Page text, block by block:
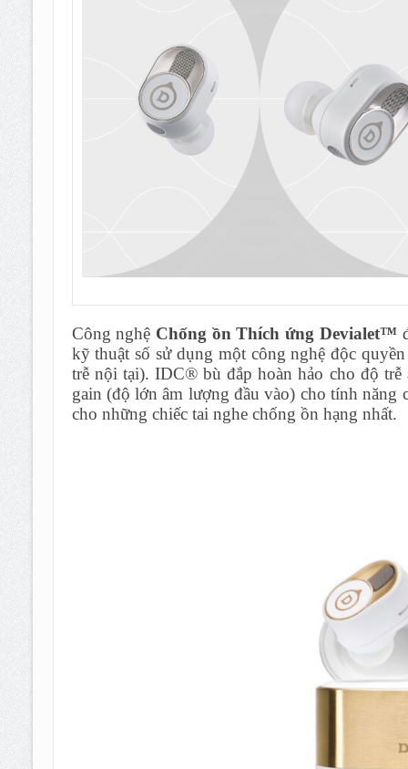
Công nghệ Chống ồn Thích ứng Devialet™
kỹ thuật số sử dụng một công nghệ độc
trễ nội tại). IDC®️ bù đắp hoàn hảo cho độ
gain (độ lớn âm lượng đầu vào) cho tính năng
cho những chiếc tai nghe chống ồn hạng nhất.